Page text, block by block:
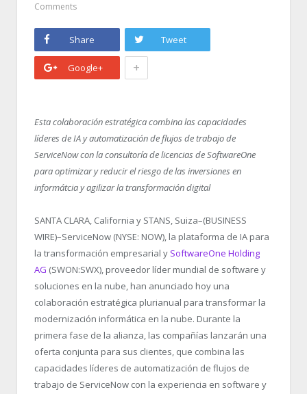
Comments
Share Tweet
Google+ +
Esta colaboración estratégica combina las capacidades
líderes de IA y automatización de flujos de trabajo de
ServiceNow con la consultoría de licencias de SoftwareOne
para optimizar y reducir el riesgo de las inversiones en
informátcia y agilizar la transformación digital
SANTA CLARA, California y STANS, Suiza–(BUSINESS
WIRE)–ServiceNow (NYSE: NOW), la plataforma de IA para
la transformación empresarial y SoftwareOne Holding
AG (SWON:SWX), proveedor líder mundial de software y
soluciones en la nube, han anunciado hoy una
colaboración estratégica plurianual para transformar la
modernización informática en la nube. Durante la
primera fase de la alianza, las compañías lanzarán una
oferta conjunta para sus clientes, que combina las
capacidades líderes de automatización de flujos de
trabajo de ServiceNow con la experiencia en software y